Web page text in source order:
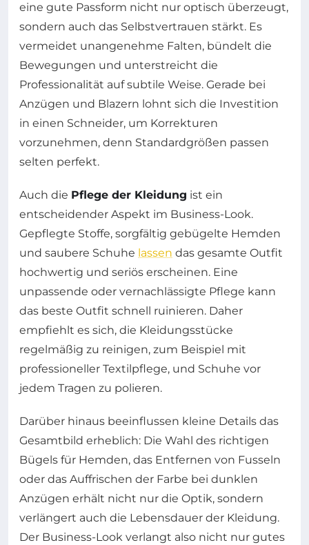
eine gute Passform nicht nur optisch überzeugt,
sondern auch das Selbstvertrauen stärkt. Es
vermeidet unangenehme Falten, bündelt die
Bewegungen und unterstreicht die
Professionalität auf subtile Weise. Gerade bei
Anzügen und Blazern lohnt sich die Investition
in einen Schneider, um Korrekturen
vorzunehmen, denn Standardgrößen passen
selten perfekt.
Auch die Pflege der Kleidung ist ein
entscheidender Aspekt im Business-Look.
Gepflegte Stoffe, sorgfältig gebügelte Hemden
und saubere Schuhe lassen das gesamte Outfit
hochwertig und seriös erscheinen. Eine
unpassende oder vernachlässigte Pflege kann
das beste Outfit schnell ruinieren. Daher
empfiehlt es sich, die Kleidungsstücke
regelmäßig zu reinigen, zum Beispiel mit
professioneller Textilpflege, und Schuhe vor
jedem Tragen zu polieren.
Darüber hinaus beeinflussen kleine Details das
Gesamtbild erheblich: Die Wahl des richtigen
Bügels für Hemden, das Entfernen von Fusseln
oder das Auffrischen der Farbe bei dunklen
Anzügen erhält nicht nur die Optik, sondern
verlängert auch die Lebensdauer der Kleidung.
Der Business-Look verlangt also nicht nur gutes